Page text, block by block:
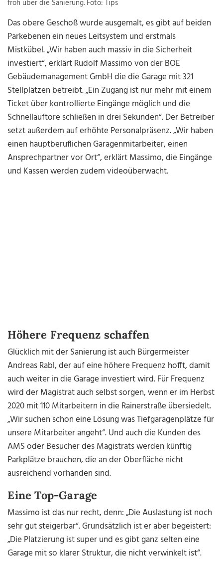
froh über die Sanierung. Foto: Tips
Das obere Geschoß wurde ausgemalt, es gibt auf beiden
Parkebenen ein neues Leitsystem und erstmals
Mistkübel. „Wir haben auch massiv in die Sicherheit
investiert“, erklärt Rudolf Massimo von der BOE
Gebäudemanagement GmbH die die Garage mit 321
Stellplätzen betreibt. „Ein Zugang ist nur mehr mit einem
Ticket über kontrollierte Eingänge möglich und die
Schnellauftore schließen in drei Sekunden“. Der Betreiber
setzt außerdem auf erhöhte Personalpräsenz. „Wir haben
einen hauptberuflichen Garagenmitarbeiter, einen
Ansprechpartner vor Ort“, erklärt Massimo, die Eingänge
und Kassen werden zudem videoüberwacht.
Höhere Frequenz schaffen
Glücklich mit der Sanierung ist auch Bürgermeister
Andreas Rabl, der auf eine höhere Frequenz hofft, damit
auch weiter in die Garage investiert wird. Für Frequenz
wird der Magistrat auch selbst sorgen, wenn er im Herbst
2020 mit 110 Mitarbeitern in die Rainerstraße übersiedelt.
„Wir suchen schon eine Lösung was Tiefgaragenplätze für
unsere Mitarbeiter angeht“. Und auch die Kunden des
AMS oder Besucher des Magistrats werden künftig
Parkplätze brauchen, die an der Oberfläche nicht
ausreichend vorhanden sind.
Eine Top-Garage
Massimo ist das nur recht, denn: „Die Auslastung ist noch
sehr gut steigerbar“. Grundsätzlich ist er aber begeistert:
„Die Platzierung ist super und es gibt ganz selten eine
Garage mit so klarer Struktur, die nicht verwinkelt ist“.